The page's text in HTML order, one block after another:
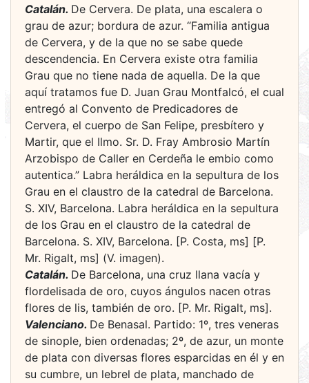
Catalán. De Cervera. De plata, una escalera o
grau de azur; bordura de azur. “Familia antigua
de Cervera, y de la que no se sabe quede
descendencia. En Cervera existe otra familia
Grau que no tiene nada de aquella. De la que
aquí tratamos fue D. Juan Grau Montfalcó, el cual
entregó al Convento de Predicadores de
Cervera, el cuerpo de San Felipe, presbítero y
Martir, que el Ilmo. Sr. D. Fray Ambrosio Martín
Arzobispo de Caller en Cerdeña le embio como
autentica.” Labra heráldica en la sepultura de los
Grau en el claustro de la catedral de Barcelona.
S. XIV, Barcelona. Labra heráldica en la sepultura
de los Grau en el claustro de la catedral de
Barcelona. S. XIV, Barcelona. [P. Costa, ms] [P.
Mr. Rigalt, ms] (V. imagen).
Catalán. De Barcelona, una cruz llana vacía y
flordelisada de oro, cuyos ángulos nacen otras
flores de lis, también de oro. [P. Mr. Rigalt, ms].
Valenciano. De Benasal. Partido: 1º, tres veneras
de sinople, bien ordenadas; 2º, de azur, un monte
de plata con diversas flores esparcidas en él y en
su cumbre, un lebrel de plata, manchado de